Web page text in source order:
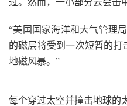
过。然而，一小部分云会击
“美国国家海洋和大气管理
的磁层将受到一次短暂的打
地磁风暴。”
每个穿过太空并撞击地球的